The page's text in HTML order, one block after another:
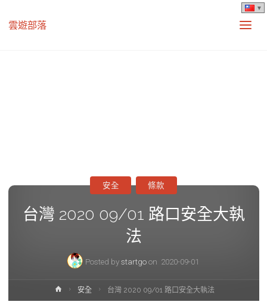
雲遊部落
台灣 2020 09/01 路口安全大執
法
Posted bystartgoon 2020-09-01
安全 條款
Home安全 台灣 2020 09/01 路口安全大執法